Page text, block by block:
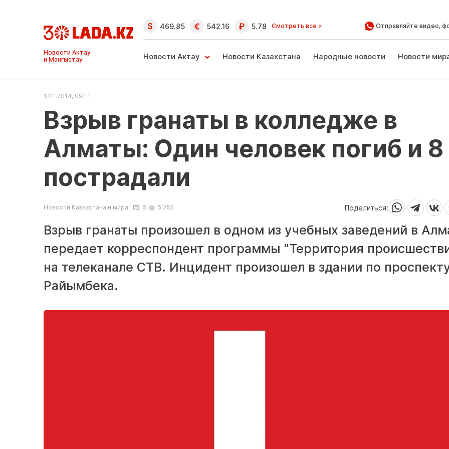
Ақтау және
Манғыстау
жаңалықтары
469.85 542.16 5.78 Смотреть все > Отправляйте видео,
Новости Актау Новости Казахстана Народные новости Новости
17.11.2014, 09:11
Взрыв гранаты в колледже в
Алматы: Один человек погиб и 8
пострадали
Новости Казахстана и мира 6 5 355 Поделиться:
Взрыв гранаты произошел в одном из учебных заведений в
передает корреспондент программы "Территория
на телеканале СТВ. Инцидент произошел в здании по
Райымбека.